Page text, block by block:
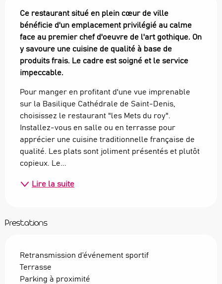
Ce restaurant situé en plein cœur de ville
bénéficie d'un emplacement privilégié au calme
face au premier chef d'oeuvre de l'art gothique. On
y savoure une cuisine de qualité à base de
produits frais. Le cadre est soigné et le service
impeccable.
Pour manger en profitant d'une vue imprenable
sur la Basilique Cathédrale de Saint-Denis,
choisissez le restaurant "les Mets du roy".
Installez-vous en salle ou en terrasse pour
apprécier une cuisine traditionnelle française de
qualité. Les plats sont joliment présentés et plutôt
copieux. Le...
Lire la suite
Prestations
Retransmission d’événement sportif
Terrasse
Parking à proximité